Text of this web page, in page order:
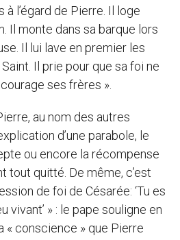
l’égard de Pierre. Il loge
Il monte dans sa barque lors
Il lui lave en premier les
Il prie pour que sa foi ne
ses frères ».
au nom des autres
d’une parabole, le
ou encore la récompense
tout quitté. De même, c’est
de foi de Césarée: ‘Tu es
vivant’ » : le pape souligne en
conscience » que Pierre